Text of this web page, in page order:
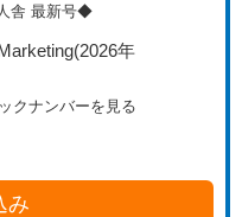
舎 最新号◆
(2026年
クナンバーを見る
み